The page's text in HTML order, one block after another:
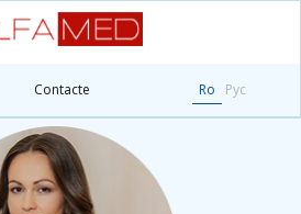
Contacte Ro Рус
Kaptalan Marina